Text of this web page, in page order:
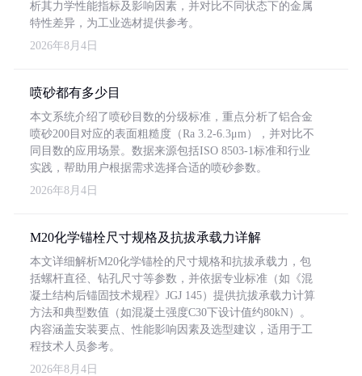
析其力学性能指标及影响因素，并对比不同状态下的金属
特性差异，为工业选材提供参考。
2026年8月4日
喷砂都有多少目
本文系统介绍了喷砂目数的分级标准，重点分析了铝合金
喷砂200目对应的表面粗糙度（Ra 3.2-6.3μm），并对比不
同目数的应用场景。数据来源包括ISO 8503-1标准和行业
实践，帮助用户根据需求选择合适的喷砂参数。
2026年8月4日
M20化学锚栓尺寸规格及抗拔承载力详解
本文详细解析M20化学锚栓的尺寸规格和抗拔承载力，包
括螺杆直径、钻孔尺寸等参数，并依据专业标准（如《混
凝土结构后锚固技术规程》JGJ 145）提供抗拔承载力计算
方法和典型数值（如混凝土强度C30下设计值约80kN）。
内容涵盖安装要点、性能影响因素及选型建议，适用于工
程技术人员参考。
2026年8月4日